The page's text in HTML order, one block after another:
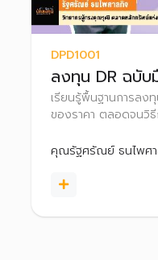
DPD1001
ลงทุน DR ฉบับ
เรียนรู้พื้นฐานการลง
ของราคา ตลอดจนวิ
คุณรัฐศรัณย์ ธนไพศ